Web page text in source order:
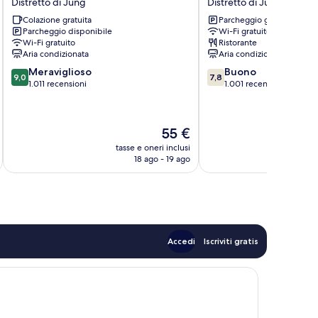
Daegu
Dongseong-
ro
Distretto
di
Jung
Colazione gratuita
Parcheggio disponibile
Wi-Fi gratuito
Aria condizionata
9.0
su
9,0 Meraviglioso
1.011 recensioni
Il
prezzo
attuale
55 €
tasse e oneri inclusi
18 ago - 19 ago
Hotel
Distretto
di
Jung
Parcheggio gratuito
Wi-Fi gratuito
Ristorante
Aria condizionata
7.8
su
7,8 Buono
1.001 recensioni
Accedi Iscriviti gratis